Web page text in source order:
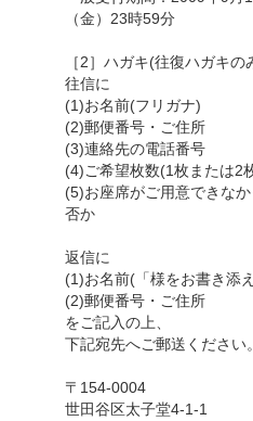
（金）23時59分
［2］ハガキ(往復ハガキの
往信に
(1)お名前(フリガナ)
(2)郵便番号・ご住所
(3)連絡先の電話番号
(4)ご希望枚数(1枚または2
(5)お座席がご用意できな
否か
返信に
(1)お名前(「様をお書き添
(2)郵便番号・ご住所
をご記入の上、
下記宛先へご郵送ください。
〒154-0004
世田谷区太子堂4-1-1